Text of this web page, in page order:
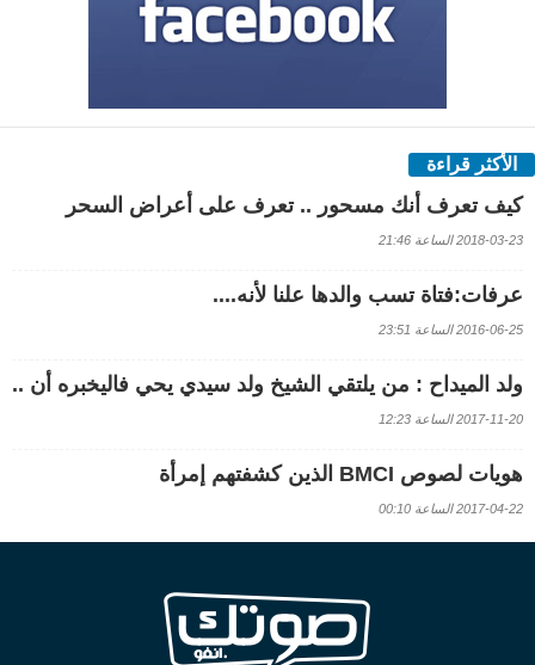
الأكثر قراءة
كيف تعرف أنك مسحور .. تعرف على أعراض السحر
2018-03-23 الساعة 21:46
عرفات:فتاة تسب والدها علنا لأنه....
2016-06-25 الساعة 23:51
ولد الميداح : من يلتقي الشيخ ولد سيدي يحي فاليخبره أن ..
2017-11-20 الساعة 12:23
هويات لصوص BMCI الذين كشفتهم إمرأة
2017-04-22 الساعة 00:10